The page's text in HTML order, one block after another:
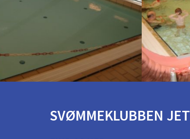
SVØMMEKLUBBEN JET